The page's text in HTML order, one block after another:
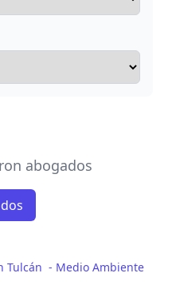
abogados
Tulcán - Medio Ambiente